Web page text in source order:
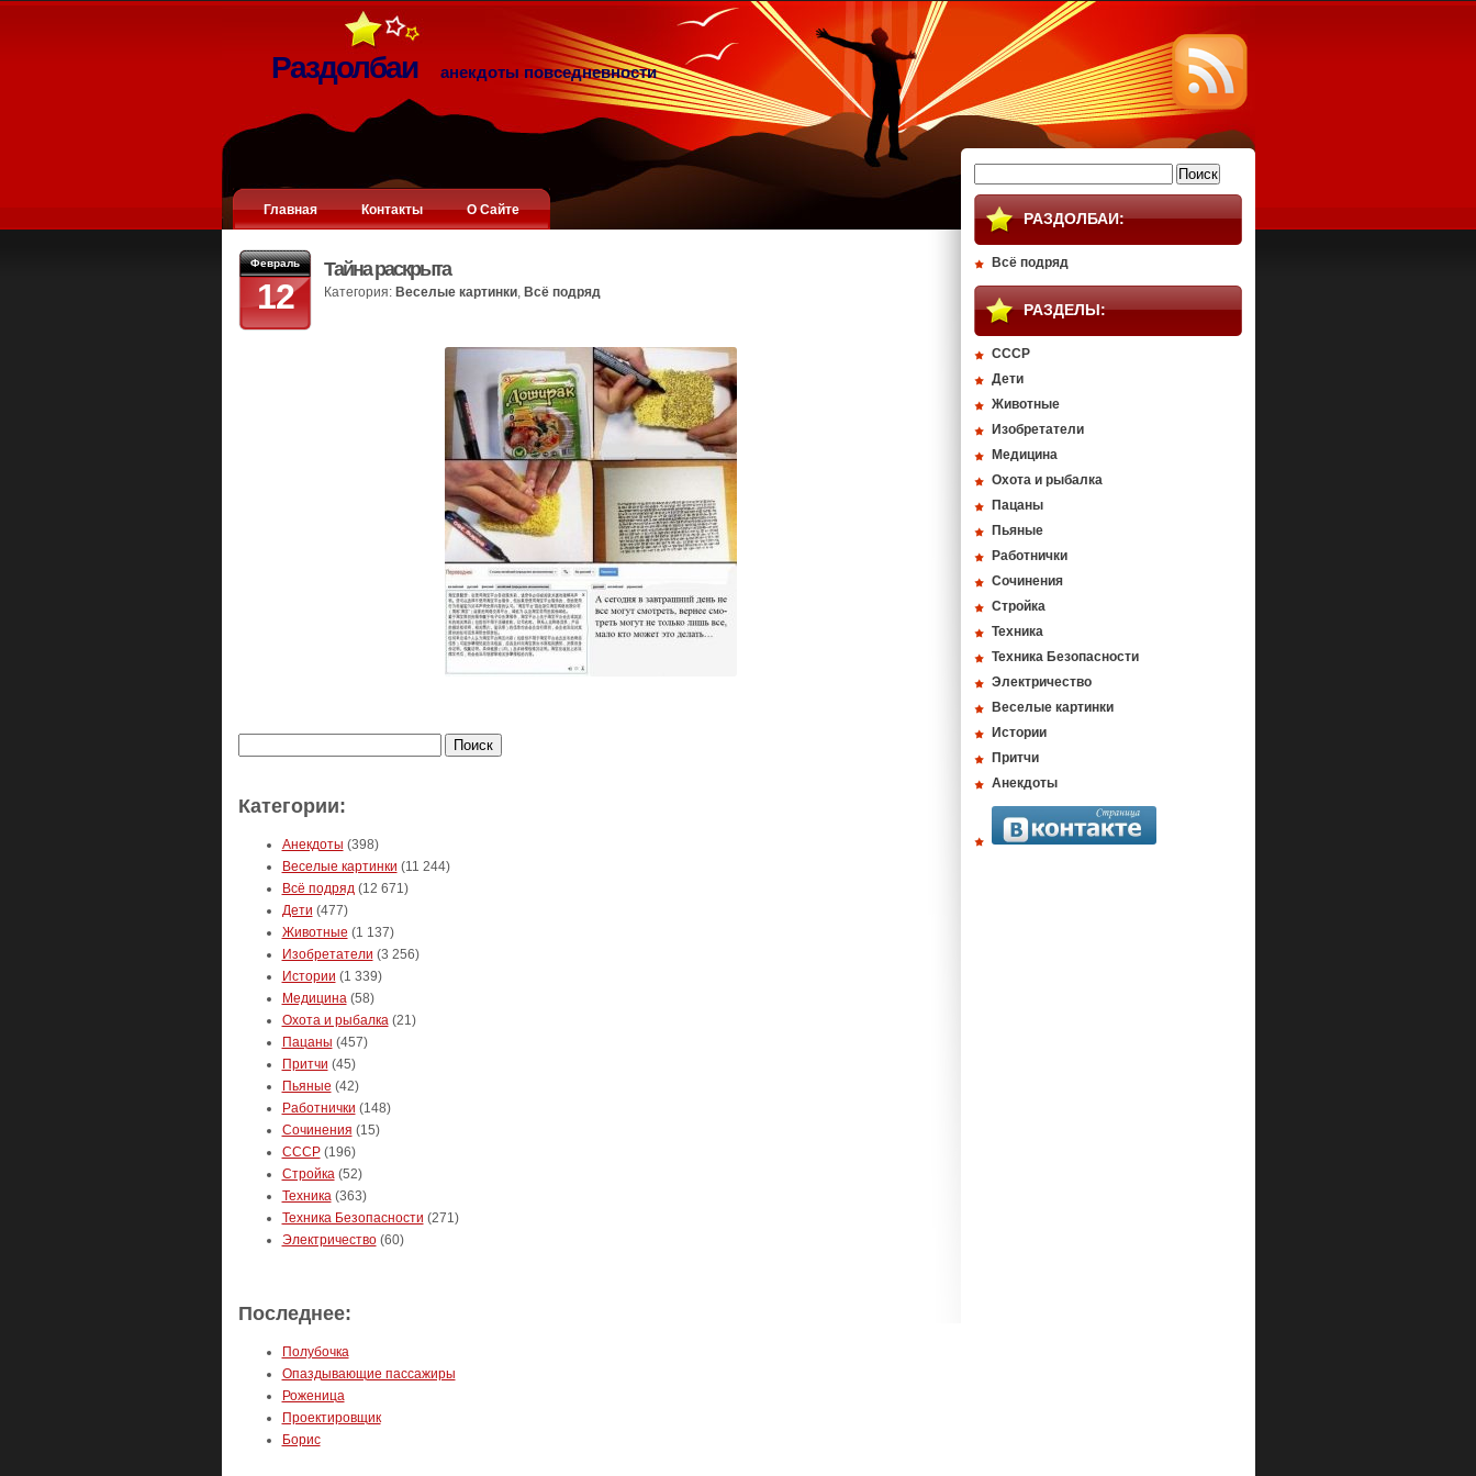
Раздолбаи анекдоты повседневности
Главная Контакты О Сайте
Февраль
12
Тайна раскрыта
Категория: Веселые картинки, Всё подряд
Категории:
Анекдоты (398)
Веселые картинки (11 244)
Всё подряд(12 671)
Дети (477)
Животные (1 137)
Изобретатели (3 256)
Истории (1 339)
Медицина(58)
Охота и рыбалка(21)
Пацаны (457)
Притчи (45)
Пьяные (42)
Работнички (148)
Сочинения (15)
СССР(196)
Стройка(52)
Техника(363)
Техника Безопасности (271)
Электричество(60)
Последнее:
Полубочка
Опаздывающие пассажиры
Роженица
Проектировщик
Борис
РАЗДОЛБАИ:
Всё подряд
РАЗДЕЛЫ:
СССР
Дети
Животные
Изобретатели
Медицина
Охота и рыбалка
Пацаны
Пьяные
Работнички
Сочинения
Стройка
Техника
Техника Безопасности
Электричество
Веселые картинки
Истории
Притчи
Анекдоты